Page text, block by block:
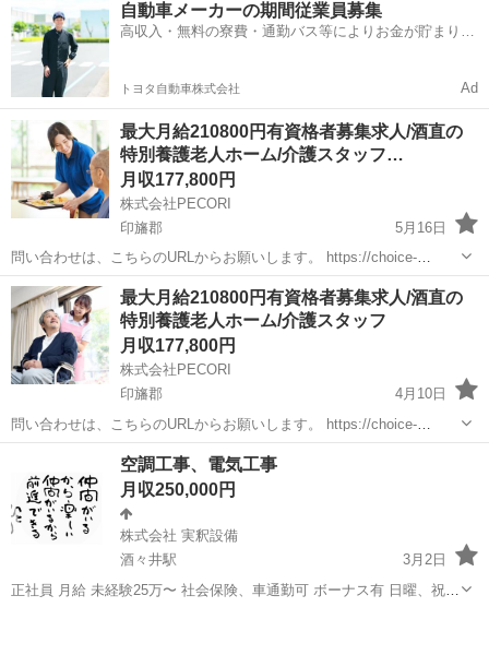
らのURLからお願いします。 https://pecori-tenshoku-...
自動車メーカーの期間従業員募集
高収入・無料の寮費・通勤バス等によりお金が貯まりや
トヨタ自動車株式会社 Ad
最大月給210800円有資格者募集求人/酒直の
特別養護老人ホーム/介護スタッフ…
月収177,800円
株式会社PECORI
印旛郡
5月16日
問い合わせは、こちらのURLからお願いします。 https://choice-
job.com/detail/264267 月収：177800円～210800円 特別養護老人ホー
ムにおける介護業務をお任せします。...
千葉 印旛郡 介護士
最大月給210800円有資格者募集求人/酒直の
特別養護老人ホーム/介護スタッフ
月収177,800円
株式会社PECORI
印旛郡
4月10日
問い合わせは、こちらのURLからお願いします。 https://choice-
job.com/detail/264267 月収：177800円～210800円 特別養護老人ホー
ムにおける介護業務をお任せします。...
介護士 業務
空調工事、電気工事
月収250,000円
株式会社 実釈設備
酒々井駅
3月2日
正社員 月給 未経験25万〜 社会保険、車通勤可 ボーナス有 日曜、祝日